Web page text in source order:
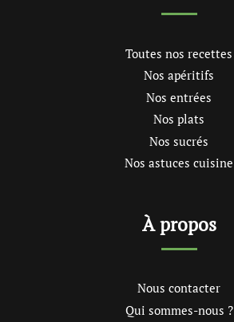
Toutes nos recettes
Nos apéritifs
Nos entrées
Nos plats
Nos sucrés
Nos astuces cuisine
À propos
Nous contacter
Qui sommes-nous ?